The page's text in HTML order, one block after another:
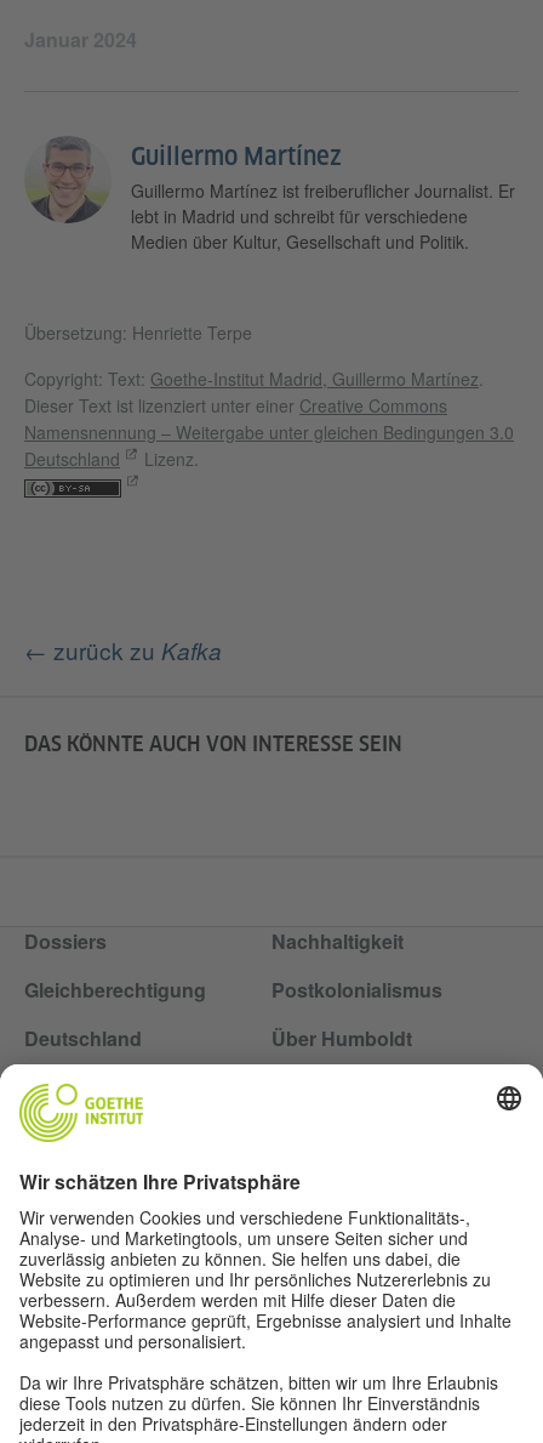
Januar 2024
Guillermo Martínez
Guillermo Martínez ist freiberuflicher Journalist. Er
lebt in Madrid und schreibt für verschiedene
Medien über Kultur, Gesellschaft und Politik.
Übersetzung: Henriette Terpe
Copyright: Text: Goethe-Institut Madrid, Guillermo Martínez.
Dieser Text ist lizenziert unter einer Creative Commons
Namensnennung – Weitergabe unter gleichen Bedingungen 3.0
Deutschland
Lizenz.
← zurück zu Kafka
DAS KÖNNTE AUCH VON INTERESSE SEIN
Dossiers
Nachhaltigkeit
Gleichberechtigung
Postkolonialismus
Deutschland
Über Humboldt
Impressum
Datenschutz
Nutzungsbedingungen
Privatsphäre-Einstellungen
Folge dem Magazin Humboldt auf Social Media